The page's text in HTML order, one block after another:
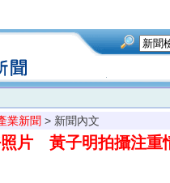
業新聞 > 新聞內文
片 黃子明拍攝注重